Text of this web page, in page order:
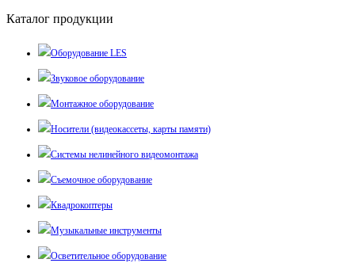
Каталог продукции
Оборудование LES
Звуковое оборудование
Монтажное оборудование
Носители (видеокассеты, карты памяти)
Системы нелинейного видеомонтажа
Съемочное оборудование
Квадрокоптеры
Музыкальные инструменты
Осветительное оборудование